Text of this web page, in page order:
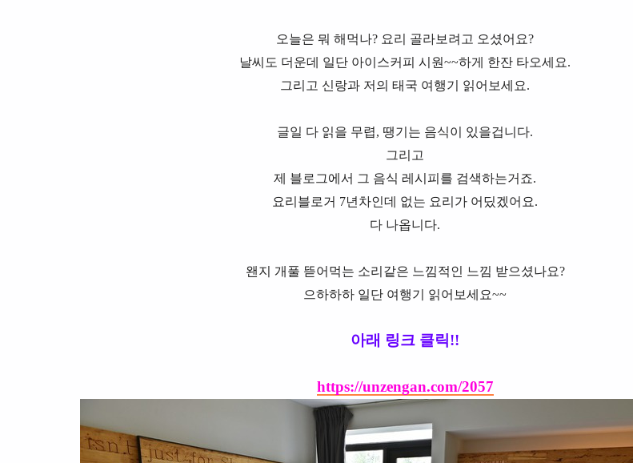
오늘은 뭐 해먹나? 요리 골라보려고 오셨어요?
날씨도 더운데 일단 아이스커피 시원~~하게 한잔 타오세요.
그리고 신랑과 저의 태국 여행기 읽어보세요.
글일 다 읽을 무렵, 땡기는 음식이 있을겁니다.
그리고
제 블로그에서 그 음식 레시피를 검색하는거죠.
요리블로거 7년차인데 없는 요리가 어딨겠어요.
다 나옵니다.
왠지 개풀 뜯어먹는 소리같은 느낌적인 느낌 받으셨나요?
으하하하 일단 여행기 읽어보세요~~
아래 링크 클릭!!
https://unzengan.com/2057